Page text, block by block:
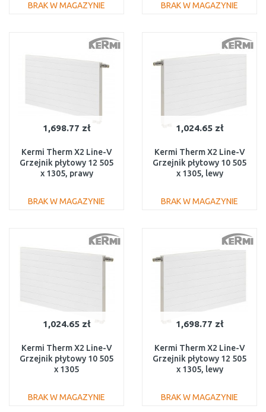
BRAK W MAGAZYNIE
Do porównania
BRAK W MAGAZYNIE
Do porównania
1,698.77 zł
Kermi Therm X2 Line-V
Grzejnik płytowy 12 505
x 1305, prawy
BRAK W MAGAZYNIE
Do porównania
1,024.65 zł
Kermi Therm X2 Line-V
Grzejnik płytowy 10 505
x 1305, lewy
BRAK W MAGAZYNIE
Do porównania
1,024.65 zł
Kermi Therm X2 Line-V
Grzejnik płytowy 10 505
x 1305
BRAK W MAGAZYNIE
1,698.77 zł
Kermi Therm X2 Line-V
Grzejnik płytowy 12 505
x 1305, lewy
BRAK W MAGAZYNIE